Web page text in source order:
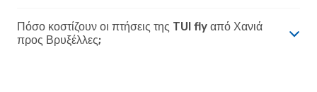
Πόσο κοστίζουν οι πτήσεις της TUI fly από Χανιά
προς Βρυξέλλες;